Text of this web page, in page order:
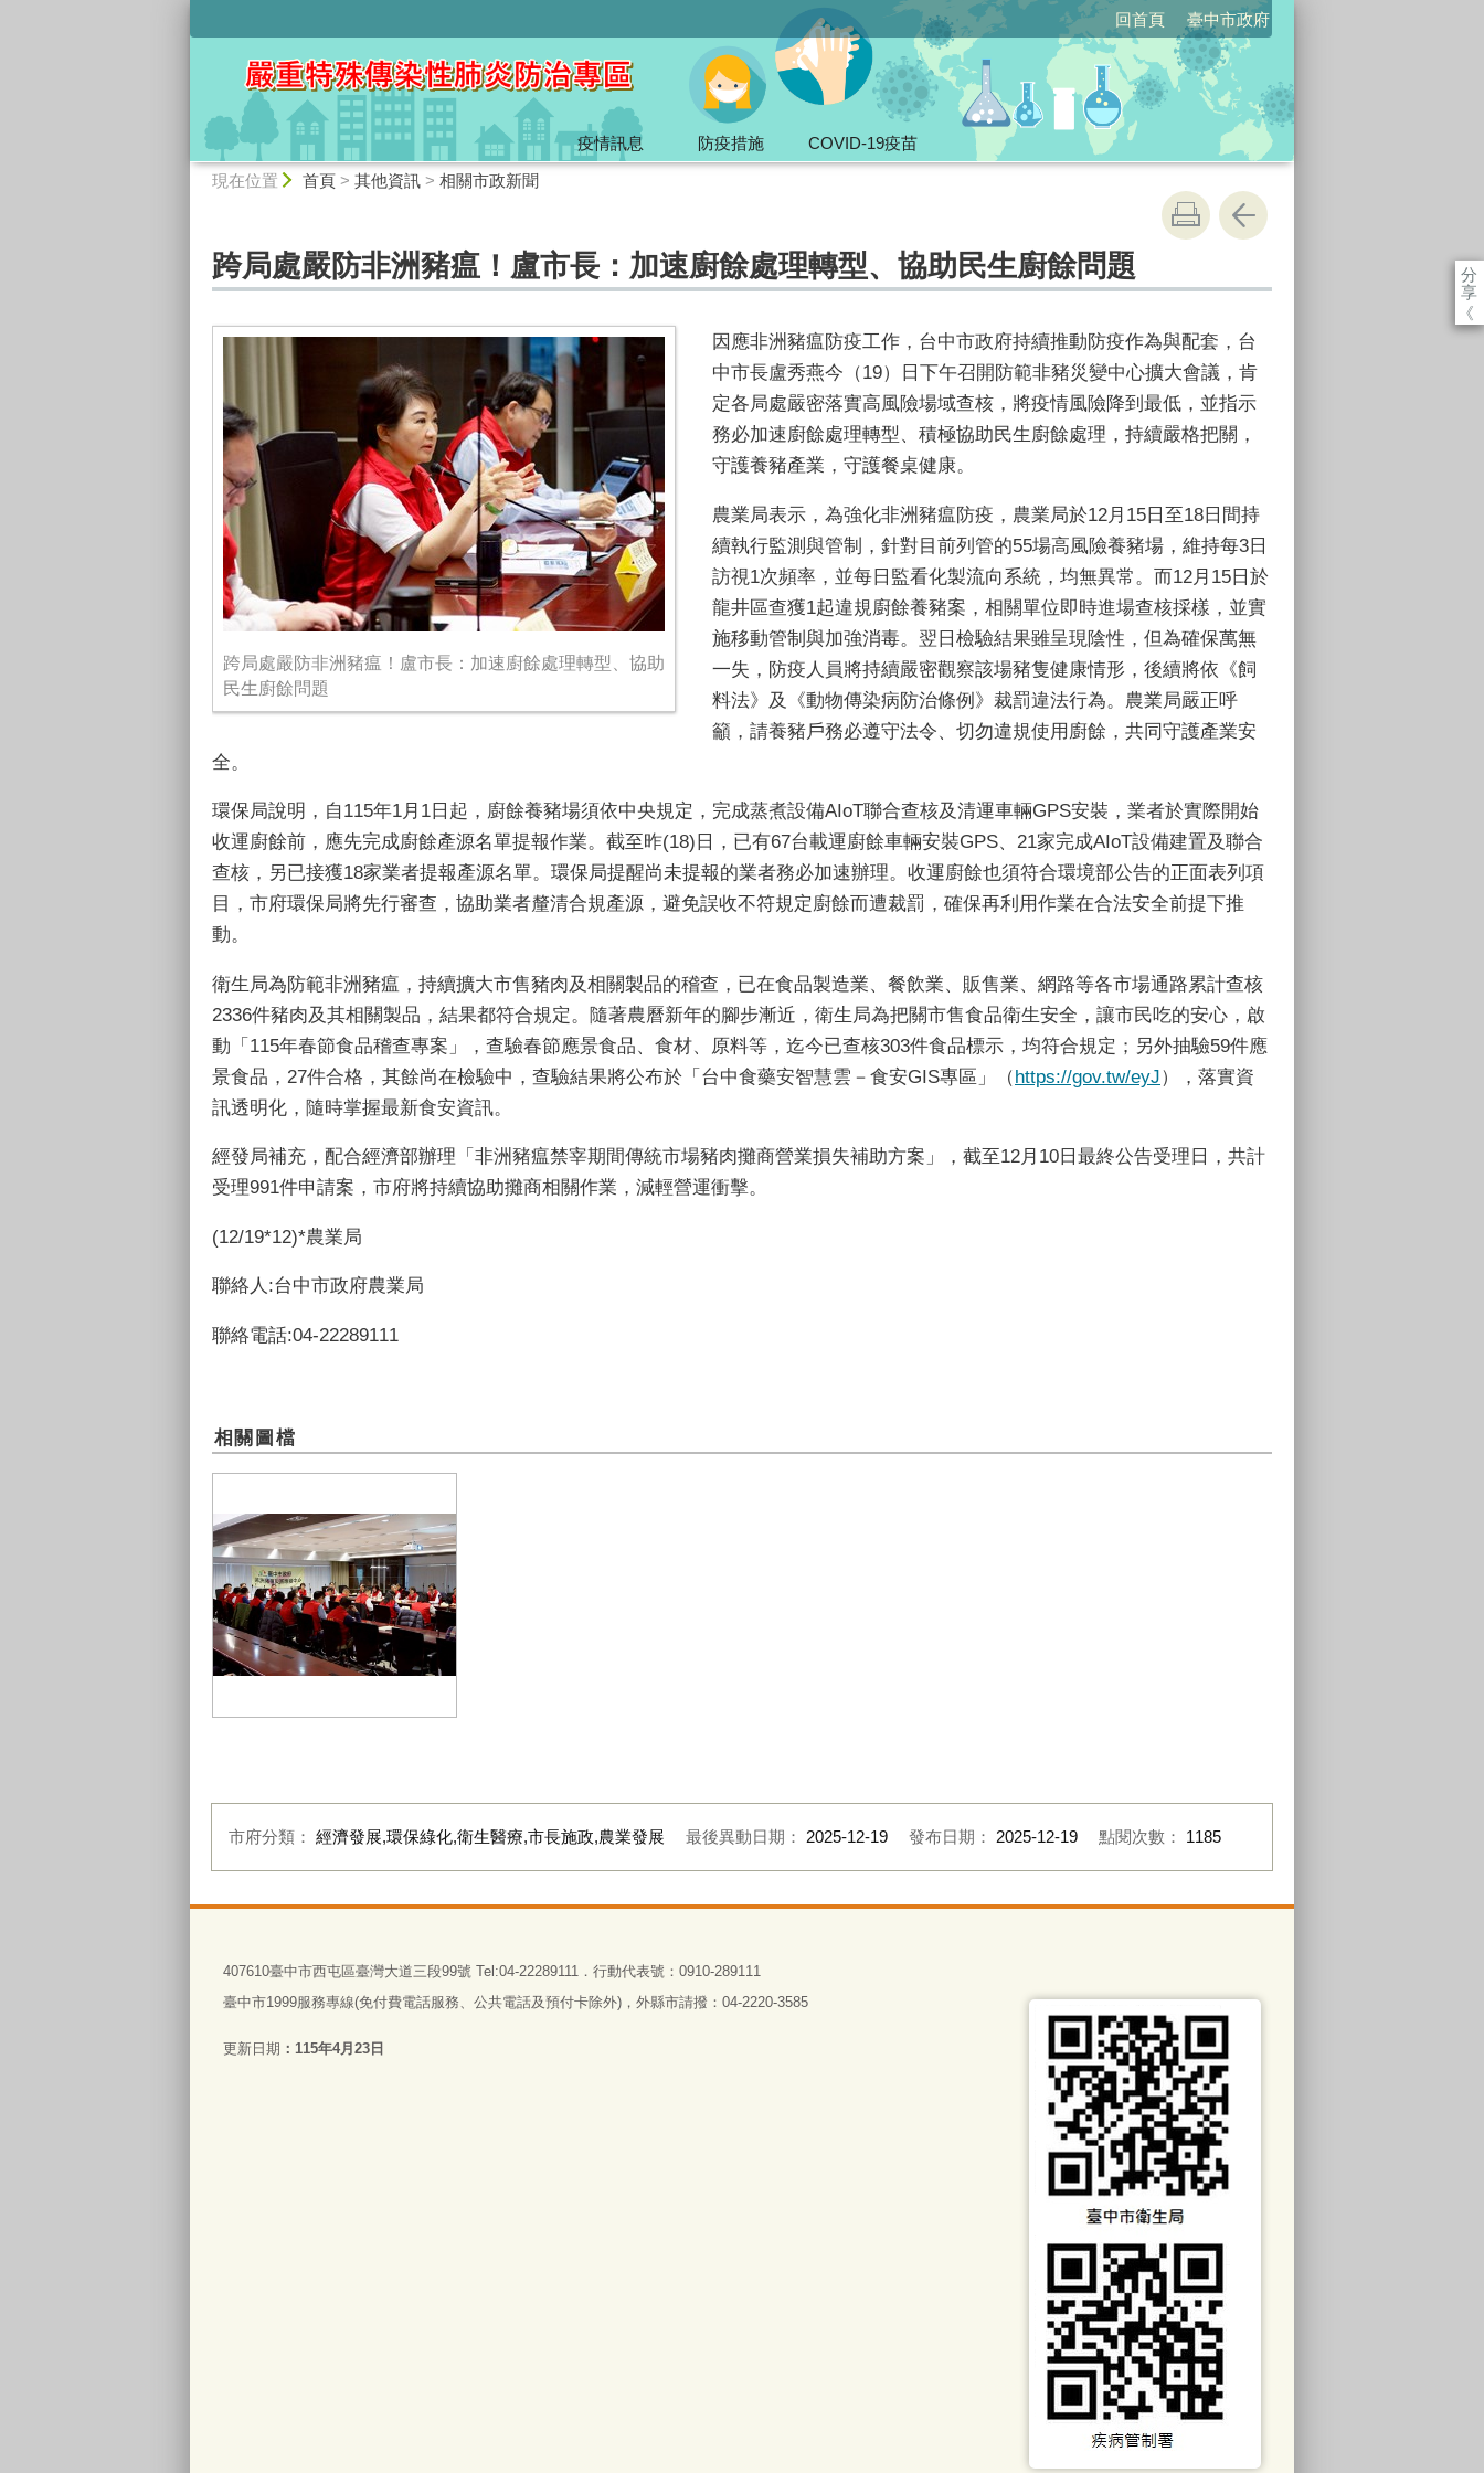
回首頁 臺中市政府
疫情訊息 防疫措施
COVID-19疫苗
現在位置 首頁> 其他資訊> 相關市政新聞
分
享
《
跨局處嚴防非洲豬瘟！盧市長：加速廚餘處理轉型、協助民生廚餘問題
跨局處嚴防非洲豬瘟！盧市長：加速廚餘處理轉型、協助
民生廚餘問題
因應非洲豬瘟防疫工作，台中市政府持續推動防疫作為與配套，台
中市長盧秀燕今（19）日下午召開防範非豬災變中心擴大會議，肯
定各局處嚴密落實高風險場域查核，將疫情風險降到最低，並指示
務必加速廚餘處理轉型、積極協助民生廚餘處理，持續嚴格把關，
守護養豬產業，守護餐桌健康。
農業局表示，為強化非洲豬瘟防疫，農業局於12月15日至18日間持
續執行監測與管制，針對目前列管的55場高風險養豬場，維持每3日
訪視1次頻率，並每日監看化製流向系統，均無異常。而12月15日於
龍井區查獲1起違規廚餘養豬案，相關單位即時進場查核採樣，並實
施移動管制與加強消毒。翌日檢驗結果雖呈現陰性，但為確保萬無
一失，防疫人員將持續嚴密觀察該場豬隻健康情形，後續將依《飼
料法》及《動物傳染病防治條例》裁罰違法行為。農業局嚴正呼
籲，請養豬戶務必遵守法令、切勿違規使用廚餘，共同守護產業安
全。
環保局說明，自115年1月1日起，廚餘養豬場須依中央規定，完成蒸煮設備AIoT聯合查核及清運車輛GPS安裝，業者於實際開始
收運廚餘前，應先完成廚餘產源名單提報作業。截至昨(18)日，已有67台載運廚餘車輛安裝GPS、21家完成AIoT設備建置及聯合
查核，另已接獲18家業者提報產源名單。環保局提醒尚未提報的業者務必加速辦理。收運廚餘也須符合環境部公告的正面表列項
目，市府環保局將先行審查，協助業者釐清合規產源，避免誤收不符規定廚餘而遭裁罰，確保再利用作業在合法安全前提下推
動。
衛生局為防範非洲豬瘟，持續擴大市售豬肉及相關製品的稽查，已在食品製造業、餐飲業、販售業、網路等各市場通路累計查核
2336件豬肉及其相關製品，結果都符合規定。隨著農曆新年的腳步漸近，衛生局為把關市售食品衛生安全，讓市民吃的安心，啟
動「115年春節食品稽查專案」，查驗春節應景食品、食材、原料等，迄今已查核303件食品標示，均符合規定；另外抽驗59件應
景食品，27件合格，其餘尚在檢驗中，查驗結果將公布於「台中食藥安智慧雲－食安GIS專區」（https://gov.tw/eyJ），落實資
訊透明化，隨時掌握最新食安資訊。
經發局補充，配合經濟部辦理「非洲豬瘟禁宰期間傳統市場豬肉攤商營業損失補助方案」，截至12月10日最終公告受理日，共計
受理991件申請案，市府將持續協助攤商相關作業，減輕營運衝擊。
(12/19*12)*農業局
聯絡人:台中市政府農業局
聯絡電話:04-22289111
相關圖檔
市府分類： 經濟發展,環保綠化,衛生醫療,市長施政,農業發展 最後異動日期： 2025-12-19 發布日期： 2025-12-19 點閱次數： 1185
407610臺中市西屯區臺灣大道三段99號 Tel:04-22289111．行動代表號：0910-289111
臺中市1999服務專線(免付費電話服務、公共電話及預付卡除外)，外縣市請撥：04-2220-3585
更新日期 115年4月23日